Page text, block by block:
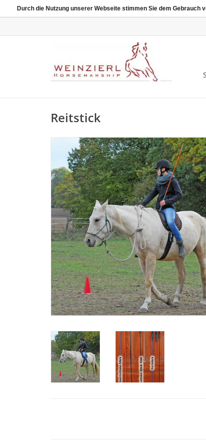
Reitstick
Durch die Nutzung unserer Webseite stimmen Sie dem Gebrauch